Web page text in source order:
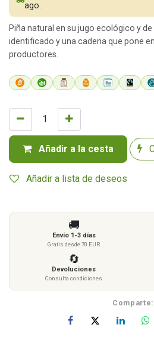
Añadir a la cesta
Añadir a lista de deseos
ago.
Piña natural en su jugo ecológico y
identificado y una cadena que pone
productores.
🚚
Envío 1-3 días
Gratis desde 70 EUR
🔄
Devoluciones
Consulta condiciones
Comparte: